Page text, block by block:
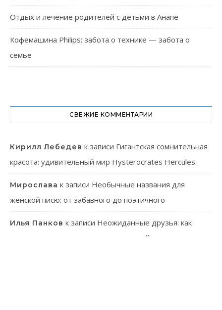
Отдых и лечение родителей с детьми в Анапе
Кофемашина Philips: забота о технике — забота о
семье
СВЕЖИЕ КОММЕНТАРИИ
Кирилл Лебедев к записи Гигантская сомнительная
красота: удивительный мир Hysterocrates Hercules
Мирослава к записи Необычные названия для
женской писю: от забавного до поэтичного
Илья Панков к записи Неожиданные друзья: как
человек использует паразитов в своей практике